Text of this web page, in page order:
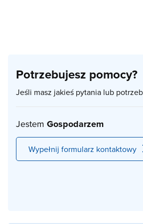
Potrzebujesz pomocy?
Jeśli masz jakieś pytania lub
Jestem Gospodarzem
Wypełnij formularz kontaktowy